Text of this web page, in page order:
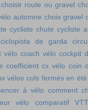
choisir route ou gravel
automne choix gravel
cycliste chute cycliste
ciclopista de garda
vélo coach vélo cockpit
coefficient cx vélo coin
vélos cols fermés en été
à vélo comment
vélo
comparatif